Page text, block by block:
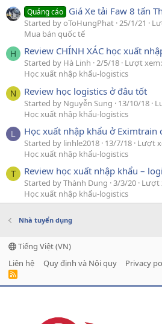
Quảng cáo Giá Xe tải Faw 8 tấn
Started by oToHungPhat 25/1/21
Mua bán quốc tế
H Review CHÍNH XÁC học xuất
Started by Hà Linh 2/5/18 Lượt
Học xuất nhập khẩu-logistics
N Review học logistics ở đâu tốt
Started by Nguyễn Sung 13/10/18
Học xuất nhập khẩu-logistics
L Học xuất nhập khẩu ở Eximtrain
Started by linhle2018 13/7/18 Lượt
Học xuất nhập khẩu-logistics
T Review học xuất nhập khẩu –
Started by Thành Dung 3/3/20 Lượt
Học xuất nhập khẩu-logistics
Nhà tuyển dụng
Tiếng Việt (VN)
Liên hệ
Quy định và Nội quy Privacy
R